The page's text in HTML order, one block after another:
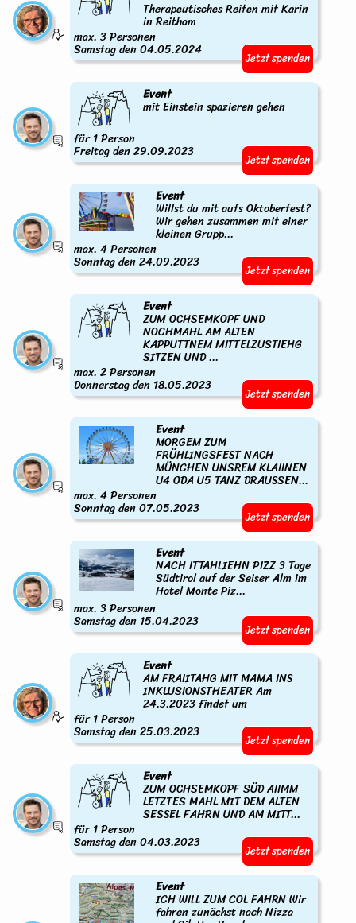
Therapeutisches Reiten mit Karin
in Reitham
max. 3 Personen
Samstag den 04.05.2024 Jetzt spenden
Event
mit Einstein spazieren gehen
für 1 Person
Freitag den 29.09.2023 Jetzt spenden
Event
Willst du mit aufs Oktoberfest?
Wir gehen zusammen mit einer
kleinen Grupp...
max. 4 Personen
Sonntag den 24.09.2023 Jetzt spenden
Event
ZUM OCHSEMKOPF UND
NOCHMAHL AM ALTEN
KAPPUTTNEM MITTELZUSTIEHG
SITZEN UND ...
max. 2 Personen
Donnerstag den 18.05.2023 Jetzt spenden
Event
MORGEM ZUM
FRÜHLINGSFEST NACH
MÜNCHEN UNSREM KLAIINEN
U4 ODA U5 TANZ DRAUSSEN...
max. 4 Personen
Sonntag den 07.05.2023 Jetzt spenden
Event
NACH ITTAHLIEHN PIZZ 3 Tage
Südtirol auf der Seiser Alm im
Hotel Monte Piz...
max. 3 Personen
Samstag den 15.04.2023 Jetzt spenden
Event
AM FRAIITAHG MIT MAMA INS
INKLUSIONSTHEATER Am
24.3.2023 findet um
für 1 Person
Samstag den 25.03.2023 Jetzt spenden
Event
ZUM OCHSEMKOPF SÜD AIIMM
LETZTES MAHL MIT DEM ALTEN
SESSEL FAHRN UND AM MITT...
für 1 Person
Samstag den 04.03.2023 Jetzt spenden
Event
ICH WILL ZUM COL FAHRN Wir
fahren zunächst nach Nizza